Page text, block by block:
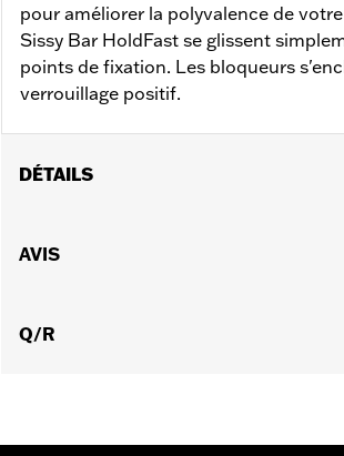
pour améliorer la polyvalence de
Sissy Bar HoldFast se glissent
points de fixation. Les bloqueurs
verrouillage positif.
DÉTAILS
L'installation nécessite l'achat séparé
Forme:
Unité de mesure de hauteur du
AVIS
Q/R